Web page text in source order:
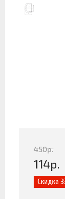
450р.
114р.
Скидка